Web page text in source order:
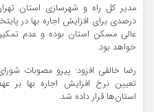
درصدی برای افزایش اجاره بها در
عالی مسکن استان بوده و عدم
خواهد بود.
رضا خالقی افزود: پیرو مصوبات
تعیین نرخ افزایش اجاره بها بر
استان‌ها قرار داده شد.